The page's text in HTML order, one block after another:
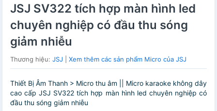
JSJ SV322 tích hợp màn hình led
chuyên nghiệp có đầu thu sóng
giảm nhiễu
Thương hiệu: JSJ Xem thêm các sản phẩm Micro của JSJ
Thiết Bị Âm Thanh > Micro thu âm || Micro karaoke không dây
cao cấp JSJ SV322 tích hợp màn hình led chuyên nghiệp có
đầu thu sóng giảm nhiễu